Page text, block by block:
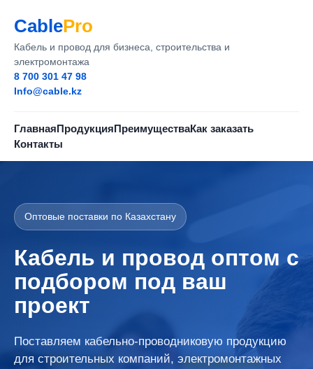
CablePro
Кабель и провод для бизнеса, строительства и
электромонтажа
8 700 301 47 98
Info@cable.kz
ГлавнаяПродукцияПреимуществаКак заказать
Контакты
Оптовые поставки по Казахстану
Кабель и провод оптом с
подбором под ваш
проект
Поставляем кабельно-проводниковую продукцию
для строительных компаний, электромонтажных